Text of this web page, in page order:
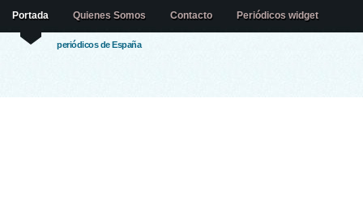
periódicos de España
Portada Quienes Somos Contacto Periódicos widget